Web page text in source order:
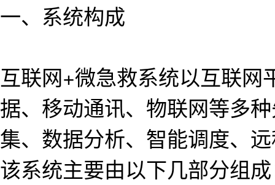
一、系统构成
互联网+微急救系统以互联
据、移动通讯、物联网等多
集、数据分析、智能调度、
该系统主要由以下几部分组